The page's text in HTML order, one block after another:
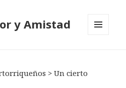
y Amistad
>Un cierto